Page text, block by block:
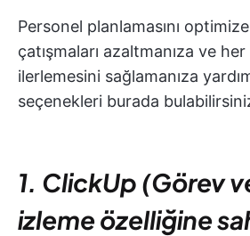
Personel planlamasını
çatışmaları azaltmanıza ve
ilerlemesini sağlamanıza
seçenekleri burada
1. ClickUp (Görev
izleme özelliğine